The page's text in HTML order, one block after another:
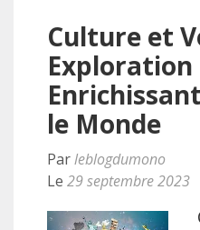
Culture et
Exploration
le Monde
Parleblogdumono
Le 29 septembre 2023